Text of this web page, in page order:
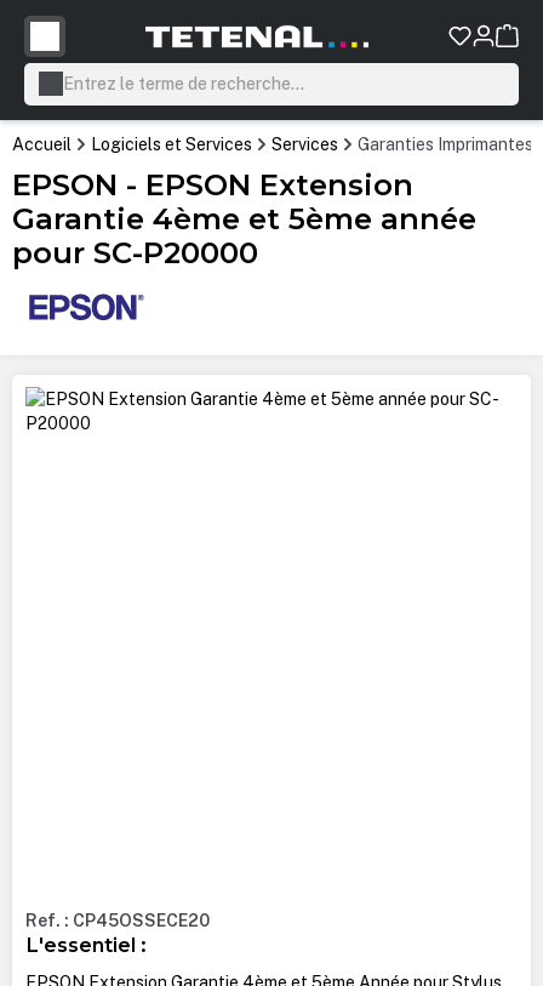
principal
Accueil Logiciels et Services Services Garanties Imprimantes
EPSON - EPSON Extension
Garantie 4ème et 5ème année
pour SC-P20000
Ignorer la galerie d'images
Ref. : CP45OSSECE20
L'essentiel :
EPSON Extension Garantie 4ème et 5ème Année pour Stylus